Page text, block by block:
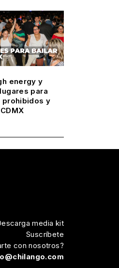
energy y
para
prohibidos y
media kit
Suscríbete
con nosotros?